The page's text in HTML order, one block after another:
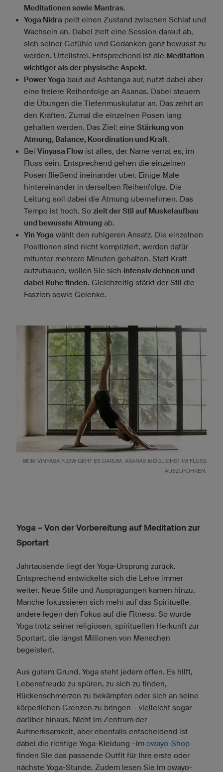
Meditationen sowie Mantras.
Yoga Nidra peilt einen Zustand zwischen Schlaf und
Wachsein an. Dabei zielt eine Session darauf ab,
sich seiner Gefühle und Gedanken ganz bewusst zu
werden. Urteilsfrei. Entsprechend ist die Meditation
wichtiger als der physische Aspekt.
Power Yoga baut auf Ashtanga auf, nutzt dabei aber
eine freiere Reihenfolge an Asanas. Dabei steuern
die Übungen die Tiefenmuskulatur an. Das zehrt an
den Kräften. Zumal die einzelnen Posen lang
gehalten werden. Das Ziel: eine Stärkung von
Atmung, Balance, Koordination und Kraft.
Bei Vinyasa Flow ist alles, der Name verrät es, im
Fluss sein. Entsprechend gehen die einzelnen
Posen fließend ineinander über. Einige Male
hintereinander in derselben Reihenfolge. Die
Leitung soll dabei die Atmung übernehmen. Das
Tempo ist hoch. So zielt der Stil auf Muskelaufbau
und bewusste Atmung ab.
Yin Yoga wählt den ruhigeren Ansatz. Die einzelnen
Positionen sind nicht kompliziert, werden dafür
mitunter mehrere Minuten gehalten. Statt Kraft
aufzubauen, wollen Sie sich intensiv dehnen und
dabei Ruhe finden. Gleichzeitig stärkt der Stil die
Faszien sowie Gelenke.
BEIM VINYASA FLOW GEHT ES DARUM, ASANAS MÖGLICHST IM FLUSS
AUSZUFÜHREN.
Yoga – Von der Vorbereitung auf Meditation zur
Sportart
Jahrtausende liegt der Yoga-Ursprung zurück.
Entsprechend entwickelte sich die Lehre immer
weiter. Neue Stile und Ausprägungen kamen hinzu.
Manche fokussieren sich mehr auf das Spirituelle,
andere legen den Fokus auf die Fitness. So wurde
Yoga trotz seiner religiösen, spirituellen Herkunft zur
Sportart, die längst Millionen von Menschen
begeistert.
Aus gutem Grund. Yoga steht jedem offen. Es hilft,
Lebensfreude zu spüren, zu sich zu finden,
Rückenschmerzen zu bekämpfen oder sich an seine
körperlichen Grenzen zu bringen – vielleicht sogar
darüber hinaus. Nicht im Zentrum der
Aufmerksamkeit, aber ebenfalls entscheidend ist
dabei die richtige Yoga-Kleidung –im owayo-Shop
finden Sie das passende Outfit für Ihre erste oder
nächste Yoga-Stunde. Zudem lesen Sie im owayo-